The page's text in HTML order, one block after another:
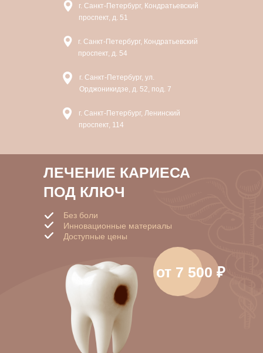
г. Санкт-Петербург, Кондратьевский
проспект, д. 51
г. Санкт-Петербург, ул.
Орджоникидзе, д. 52, под. 7
г. Санкт-Петербург, Ленинский
проспект, 114
г. Санкт-Петербург, Кондратьевский
проспект, д. 54
ЛЕЧЕНИЕ КАРИЕСА
ПОД КЛЮЧ
Без боли
Инновационные материалы
Доступные цены
от 7 500 ₽